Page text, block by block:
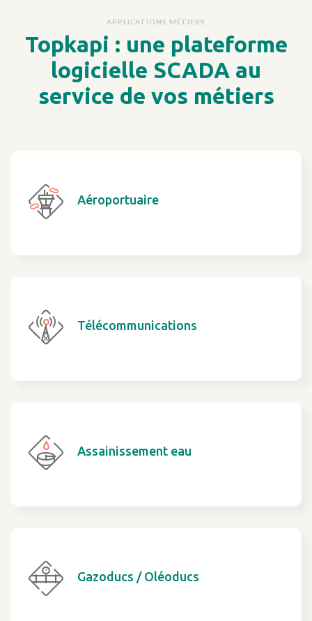
APPLICATIONS MÉTIERS
Topkapi : une plateforme
logicielle SCADA au
service de vos métiers
Aéroportuaire
Télécommunications
Assainissement eau
Gazoducs / Oléoducs